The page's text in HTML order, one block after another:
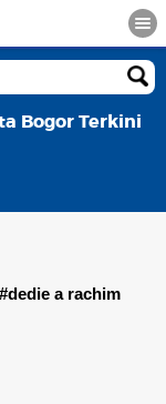
Bogor Terkini
#dedie a rachim